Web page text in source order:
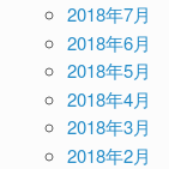
2018年7月
2018年6月
2018年5月
2018年4月
2018年3月
2018年2月